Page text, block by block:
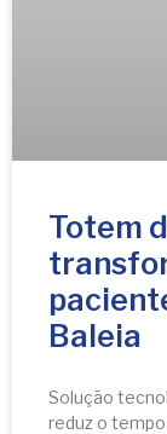
Totem
Baleia
Solução
reduz o